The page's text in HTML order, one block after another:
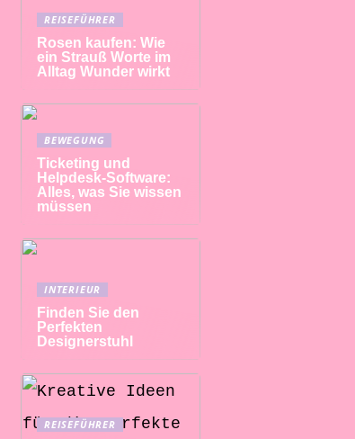
REISEFÜHRER
Rosen kaufen: Wie
ein Strauß Worte im
Alltag Wunder wirkt
BEWEGUNG
Ticketing und
Helpdesk-Software:
Alles, was Sie wissen
müssen
INTERIEUR
Finden Sie den
Perfekten
Designerstuhl
REISEFÜHRER